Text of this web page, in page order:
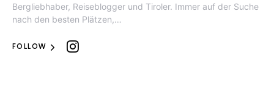
Bergliebhaber, Reiseblogger und Tiroler. Immer auf der Suche
nach den besten Plätzen,…
FOLLOW